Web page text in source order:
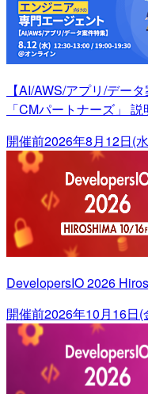
【AI/AWS/アプリ/デー
「CMパートナーズ」
開催前2026年8月12日(
DevelopersIO 2026
開催前2026年10月16日(